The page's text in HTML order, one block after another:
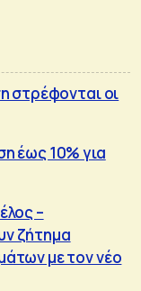
στρέφονται οι
έως 10% για
–
ζήτημα
με τον νέο